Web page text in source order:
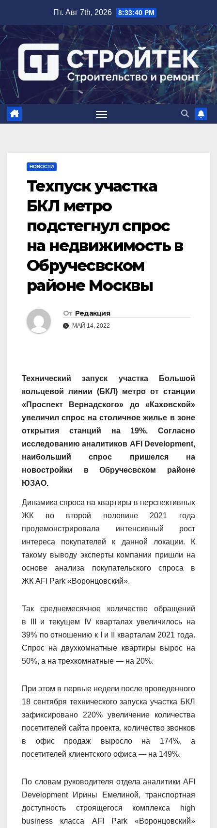
содержимому
Пт. Авг 7th, 2026 8:33:41 PM
НОВОСТИ
Техпуск участка
БКЛ метро
подстегнул спрос
на недвижимость в
Обручесвском
районе Москвы
От Редакция
МАЙ 14, 2022
Технический запуск участка Большой
кольцевой линии (БКЛ) метро от станции
«Проспект Вернадского» до «Каховской»
увеличил спрос на столичное жилье в зоне
открытия станций на 19%. Согласно
исследованию аналитиков AFI Development,
наибольший спрос пришелся на
новостройки в Обручесвском районе
ЮЗАО.
Динамика спроса на квартиры в перспективных
ЖК во второй половине 2021 года
продемонстрировала интенсивный рост
интереса покупателей к данной локации. К
такому выводу эксперты компании пришли на
основе анализа покупательского спроса в
ЖК AFI Park «Воронцовский».
Так среднемесячное количество обращений
в
и текущем IV кварталах увеличилось на
39% по отношению к
и
кварталам 2021 года.
Спрос на двухкомнатные квартиры вырос на
50%, а на трехкомнатные — на 20%.
При этом в первые недели после проведенного
18 сентября технического запуска участка БКЛ
зафиксировано 220% увеличение количества
посетителей сайта проекта, количество звонков
в офис продаж выросло на 174%, а
посетителей клиентского офиса — на 149%.
По словам руководителя отдела аналитики AFI
Development
Ирины Емелиной, транспортная
доступность строящегося комплекса
high
business класса AFI Park«Воронцовский»